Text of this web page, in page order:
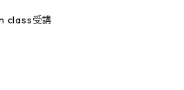
class受講